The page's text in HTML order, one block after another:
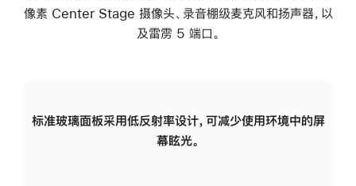
像素 Center Stage 摄像头、录音棚级麦克风和扬声器，以
及雷雳 5 端口。
标准玻璃面板采用低反射率设计，可减少使用环境中的屏
幕眩光。